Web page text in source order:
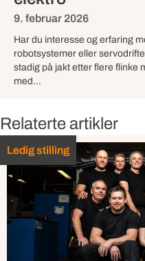
9. februar 2026
Har du interesse og erfaring
robotsystemer eller
stadig på jakt etter flere flinke
med...
Relaterte artikler
Ledig stilling